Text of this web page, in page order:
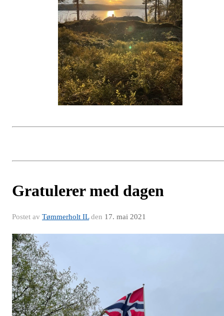
Gratulerer med dagen
Postet av Tømmerholt ILden 17. mai 2021